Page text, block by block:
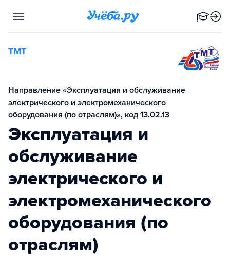
ТМТ
Направление «Эксплуатация и обслуживание
электрического и электромеханического
оборудования (по отраслям)», код 13.02.13
Эксплуатация и
обслуживание
электрического и
электромеханического
оборудования (по
отраслям)